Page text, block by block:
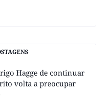
Hagge de continuar
volta a preocupar